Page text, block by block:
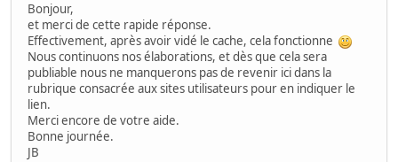
Bonjour,
et merci de cette rapide réponse.
Effectivement, après avoir vidé le cache, cela fonctionne
Nous continuons nos élaborations, et dès que cela sera
publiable nous ne manquerons pas de revenir ici dans la
rubrique consacrée aux sites utilisateurs pour en indiquer le
lien.
Merci encore de votre aide.
Bonne journée.
JB